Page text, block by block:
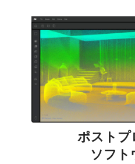
ポストプ
ソフト